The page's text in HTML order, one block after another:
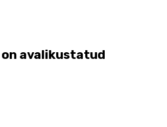
on avalikustatud